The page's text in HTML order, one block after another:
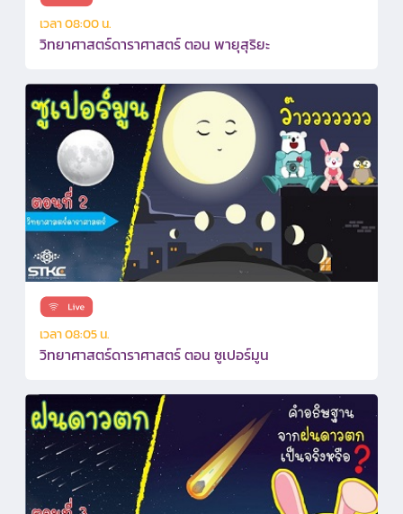
เวลา 08:00 น.
วิทยาศาสตร์ดาราศาสตร์ ตอน พายุสุริยะ
เวลา 08:05 น.
วิทยาศาสตร์ดาราศาสตร์ ตอน ซูเปอร์มูน